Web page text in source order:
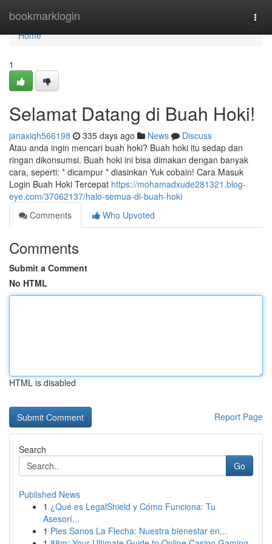
bookmarklogin
Home
Home
1
Selamat Datang di Buah Hoki!
janaxiqh566198 335 days ago News
Discuss
Atau anda ingin mencari buah hoki? Buah hoki itu sedap dan
ringan dikonsumsi. Buah hoki ini bisa dimakan dengan banyak
cara, seperti: * dicampur * diasinkan Yuk cobain! Cara Masuk
Login Buah Hoki Tercepat https://mohamadxude281321.blog-
eye.com/37062137/halo-semua-di-buah-hoki
Comments
Who Upvoted
Comments
Submit a Comment
No HTML
HTML is disabled
Report Page
Search
Go
Published News
1 ¿Qué es LegalShield y Cómo Funciona: Tu
Asesorí...
1 Pies Sanos La Flecha: Nuestra bienestar en...